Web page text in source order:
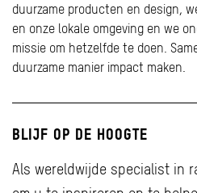
duurzame producten en design,
en onze lokale omgeving en we
missie om hetzelfde te doen.
duurzame manier impact maken.
BLIJF OP DE HOOGTE
Als wereldwijde specialist in